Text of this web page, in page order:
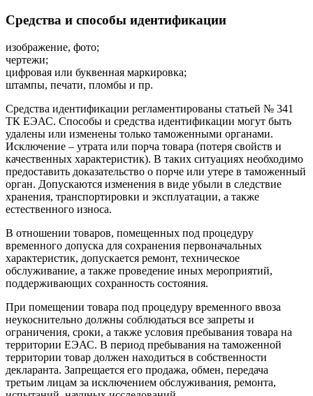
Средства и способы идентификации
изображение, фото;
чертежи;
цифровая или буквенная маркировка;
штампы, печати, пломбы и пр.
Средства идентификации регламентированы статьей № 341
ТК ЕЭАС. Способы и средства идентификации могут быть
удалены или изменены только таможенными органами.
Исключение – утрата или порча товара (потеря свойств и
качественных характеристик). В таких ситуациях необходимо
предоставить доказательство о порче или утере в таможенный
орган. Допускаются изменения в виде убыли в следствие
хранения, транспортировки и эксплуатации, а также
естественного износа.
В отношении товаров, помещенных под процедуру
временного допуска для сохранения первоначальных
характеристик, допускается ремонт, техническое
обслуживание, а также проведение иных мероприятий,
поддерживающих сохранность состояния.
При помещении товара под процедуру временного ввоза
неукоснительно должны соблюдаться все запреты и
ограничения, сроки, а также условия пребывания товара на
территории ЕЭАС. В период пребывания на таможенной
территории товар должен находиться в собственности
декларанта. Запрещается его продажа, обмен, передача
третьим лицам за исключением обслуживания, ремонта,